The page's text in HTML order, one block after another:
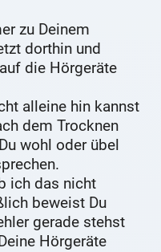
zu Deinem
dorthin und
die Hörgeräte
alleine hin kannst
dem Trocknen
wohl oder übel
ich das nicht
beweist Du
gerade stehst
Hörgeräte